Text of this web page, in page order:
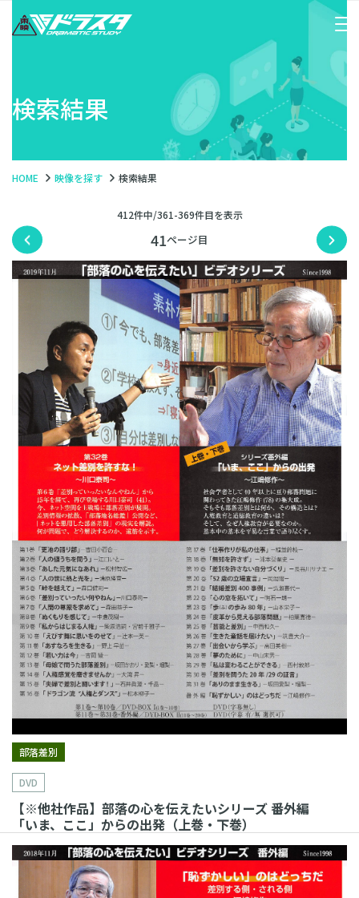
検索結果
HOME 映像を探す 検索結果
412件中/361-369件目を表示
41
部落差別
DVD
【※他社作品】部落の心を伝えたいシリーズ 番外編
「いま、ここ」からの出発（上巻・下巻）